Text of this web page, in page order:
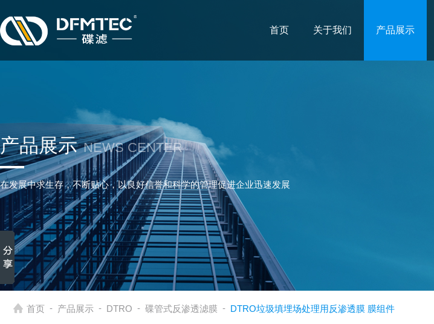
首页 关于我们 产品展示
产品展示 NEWS CENTER
在发展中求生存，不断贴心，以良好信誉和科学的管理促进企业迅速发展
首页 - 产品展示 - DTRO - 碟管式反渗透滤膜 - DTRO垃圾填埋场处理用反渗透膜 膜组件